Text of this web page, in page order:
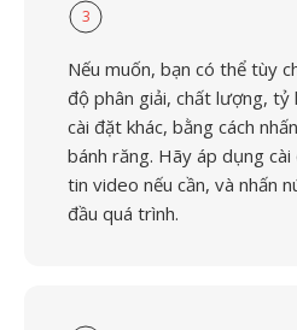
3
Nếu muốn, bạn có thể tùy
độ phân giải, chất lượng, tỷ
cài đặt khác, bằng cách
bánh răng. Hãy áp dụng
tin video nếu cần, và nhấn
đầu quá trình.